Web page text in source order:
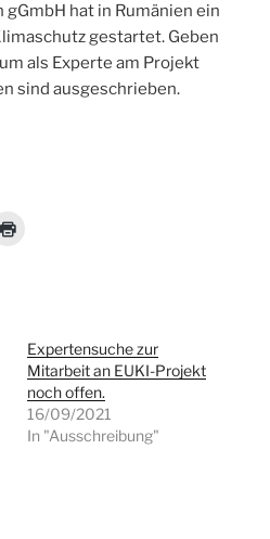
hat in Rumänien ein
gestartet. Geben
als Experte am Projekt
sind ausgeschrieben.
Expertensuche zur
Mitarbeit an EUKI-Projekt
noch offen.
16/09/2021
In "Ausschreibung"